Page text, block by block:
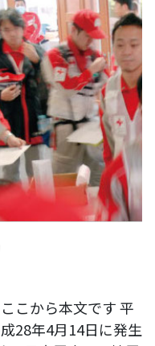
こから本文です 平
28年4月14日に発生